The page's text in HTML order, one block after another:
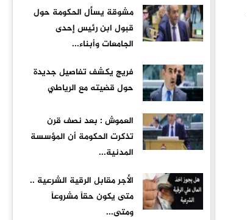
مشوقة يسأل الحكومة حول
قبول ابن رئيس إحدى
الجامعات وأبناء...
فريج يكشف تفاصيل جديدة
حول قضيته مع الرياطي
العموش : بعد نصف قرن
تذكرت الحكومة أن المؤسسة
المدنية...
الأجر مقابل الرقية الشرعية ..
متى يكون حقاً مشروعاً
ومتى...